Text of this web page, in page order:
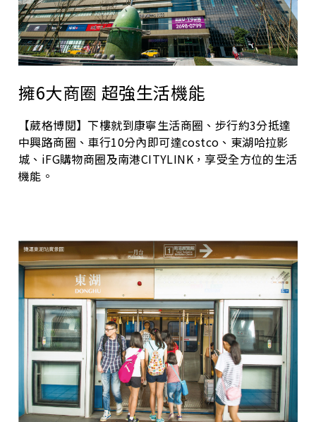
擁6大商圈 超強生活機能
【葳格博閱】下樓就到康寧生活商圈、步行約3分抵達
中興路商圈、車行10分內即可達costco、東湖哈拉影
城、iFG購物商圈及南港CITYLINK，享受全方位的生活
機能。